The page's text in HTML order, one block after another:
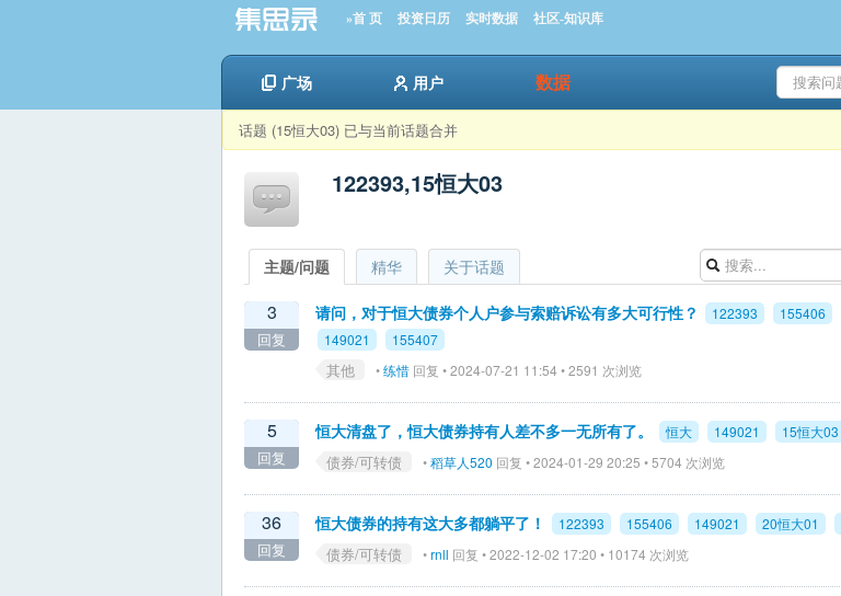
»首 页 投资日历 实时数据 社区-知识库
广场 用户 数据
话题 (15恒大03) 已与当前话题合并
122393,15恒大03
主题/问题 精华 关于话题
3
回复
请问，对于恒大债券个人户参与索赔诉讼有多大可行性？ 122393 155406
149021
155407
其他 •练惜 回复 • 2024-07-21 11:54 • 2591 次浏览
5
回复
恒大清盘了，恒大债券持有人差不多一无所有了。 恒大 149021
15恒大03
债券/可转债 •稻草人520 回复 • 2024-01-29 20:25 • 5704 次浏览
36
回复
恒大债券的持有这大多都躺平了！ 122393 155406 149021 20恒大01
债券/可转债 •rnll 回复 • 2022-12-02 17:20 • 10174 次浏览